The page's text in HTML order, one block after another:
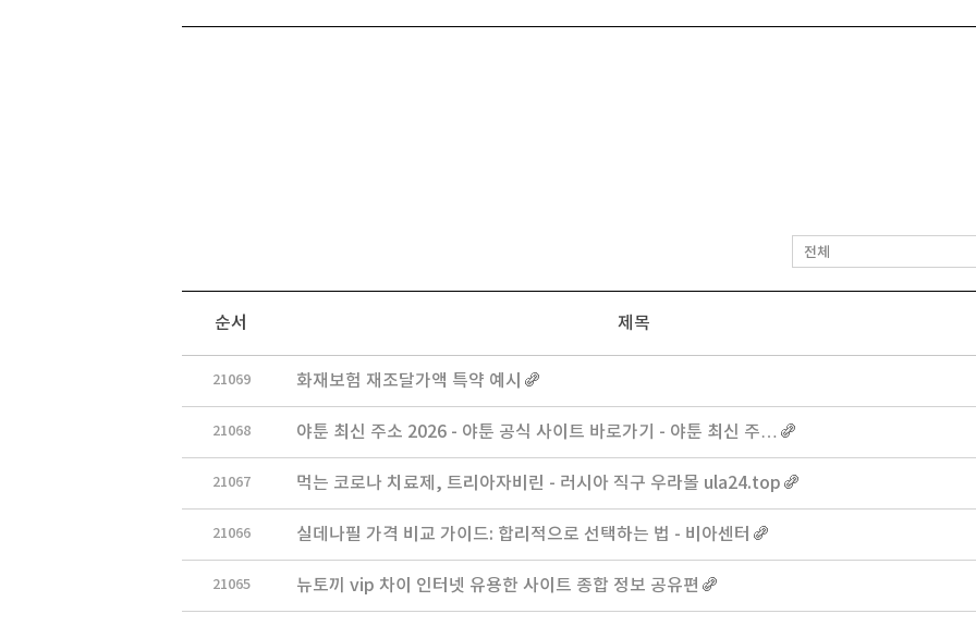
순서 제목
21069 화재보험 재조달가액 특약 예시
21068 야툰 최신 주소 2026 - 야툰 공식 사이트 바로가기 - 야툰 최신 주…
21067 먹는 코로나 치료제, 트리아자비린 - 러시아 직구 우라몰 ula24.top
21066 실데나필 가격 비교 가이드: 합리적으로 선택하는 법 - 비아센터
21065 뉴토끼 vip 차이 인터넷 유용한 사이트 종합 정보 공유편